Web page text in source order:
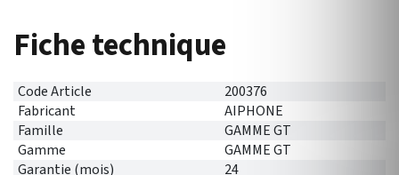
Fiche technique
Code Article
200376
Fabricant
AIPHONE
Famille
GAMME GT
Gamme
GAMME GT
Garantie (mois)
24